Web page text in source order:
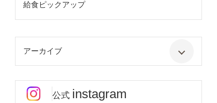
給食ピックアップ
アーカイブ
公式 instagram